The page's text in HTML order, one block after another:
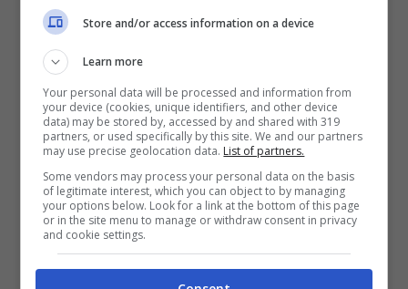
Leggi Tutto
“La macchia resta sempre”:
confessione choc in diretta
Store and/or access information on a device
Learn more
Your personal data will be processed and information from
your device (cookies, unique identifiers, and other device
data) may be stored by, accessed by and shared with 319
partners, or used specifically by this site. We and our partners
may use precise geolocation data. List of partners.
Some vendors may process your personal data on the basis
of legitimate interest, which you can object to by managing
your options below. Look for a link at the bottom of this page
or in the site menu to manage or withdraw consent in privacy
and cookie settings.